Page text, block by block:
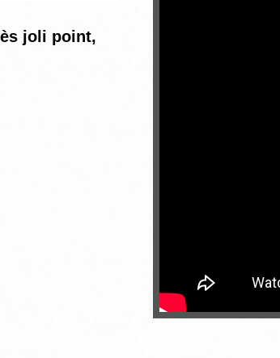
joli point,